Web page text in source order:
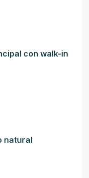
con walk-in
natural